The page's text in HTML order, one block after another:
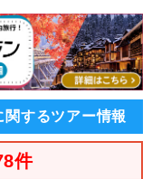
関するツアー情報
件